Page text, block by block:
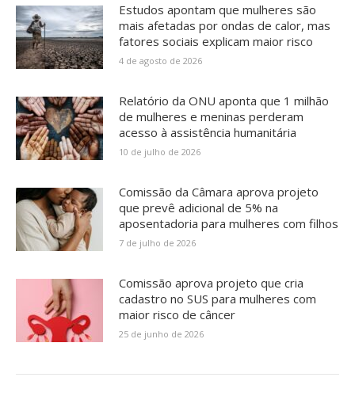
Estudos apontam que mulheres são
mais afetadas por ondas de calor, mas
fatores sociais explicam maior risco
4 de agosto de 2026
Relatório da ONU aponta que 1 milhão
de mulheres e meninas perderam
acesso à assistência humanitária
10 de julho de 2026
Comissão da Câmara aprova projeto
que prevê adicional de 5% na
aposentadoria para mulheres com filhos
7 de julho de 2026
Comissão aprova projeto que cria
cadastro no SUS para mulheres com
maior risco de câncer
25 de junho de 2026